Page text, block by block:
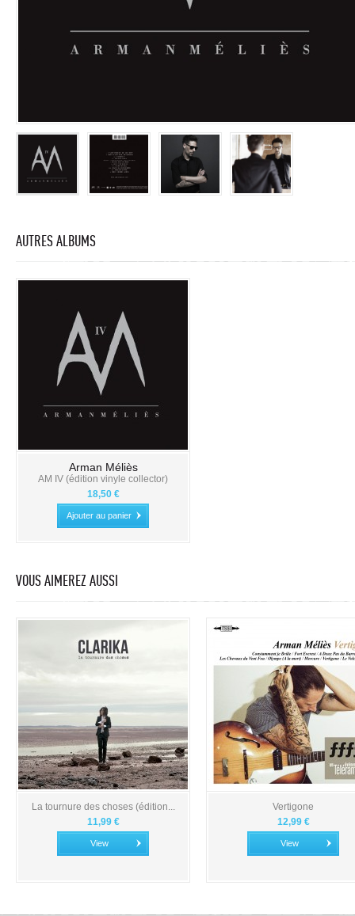
AUTRES ALBUMS
Arman Méliès
AM IV (édition vinyle collector)
18,50 €
Ajouter au panier
VOUS AIMEREZ AUSSI
La tournure des choses (édition...
11,99 €
View
Vertigone
12,99 €
View